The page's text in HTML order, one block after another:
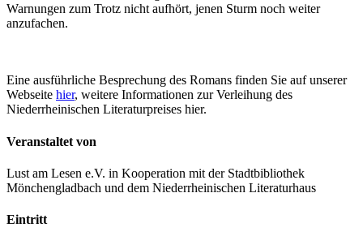
Warnungen zum Trotz nicht aufhört, jenen Sturm noch weiter
anzufachen.
Eine ausführliche Besprechung des Romans finden Sie auf unserer
Webseite hier, weitere Informationen zur Verleihung des
Niederrheinischen Literaturpreises hier.
Veranstaltet von
Lust am Lesen e.V. in Kooperation mit der Stadtbibliothek
Mönchengladbach und dem Niederrheinischen Literaturhaus
Eintritt